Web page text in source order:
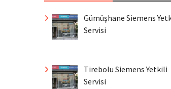
Gümüşhane Siemens
Servisi
Tirebolu Siemens Yetkili
Servisi